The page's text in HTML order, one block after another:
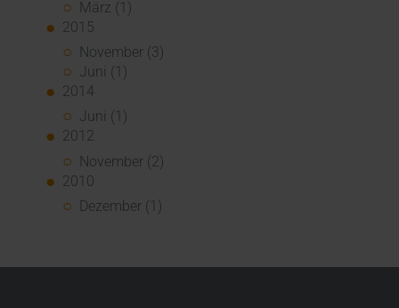
März (1)
2015
November (3)
Juni (1)
2014
Juni (1)
2012
November (2)
2010
Dezember (1)